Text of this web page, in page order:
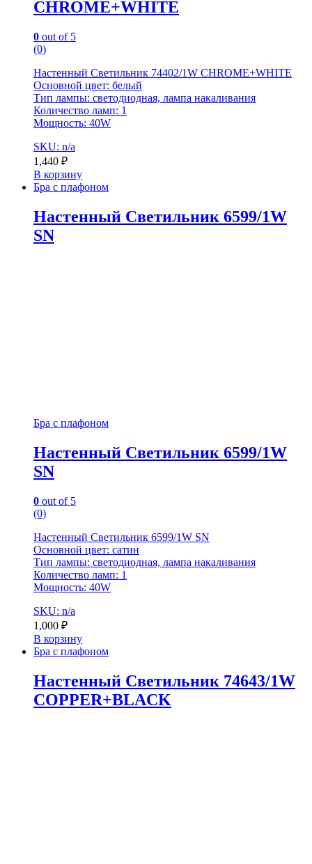
CHROME+WHITE
0 out of 5
(0)
Настенный Светильник 74402/1W CHROME+WHITE
Основной цвет: белый
Тип лампы: светодиодная, лампа накаливания
Количество ламп: 1
Мощность: 40W
SKU: n/a
1,440 ₽
В корзину
Бра с плафоном
Настенный Светильник 6599/1W
SN
Бра с плафоном
Настенный Светильник 6599/1W
SN
0 out of 5
(0)
Настенный Светильник 6599/1W SN
Основной цвет: сатин
Тип лампы: светодиодная, лампа накаливания
Количество ламп: 1
Мощность: 40W
SKU: n/a
1,000 ₽
В корзину
Бра с плафоном
Настенный Светильник 74643/1W
COPPER+BLACK